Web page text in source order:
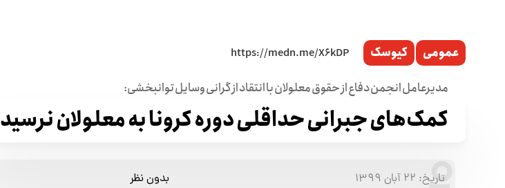
عمومی
کیوسک
مدیرعامل انجمن دفاع از حقوق معلولان با انتقاد از گرانی وسایل توانبخشی:
کمک‌های جبرانی حداقلی دوره کرونا به معلولان نرسید
تاریخ: ۲۲ آبان ۱۳۹۹
بدون نظر